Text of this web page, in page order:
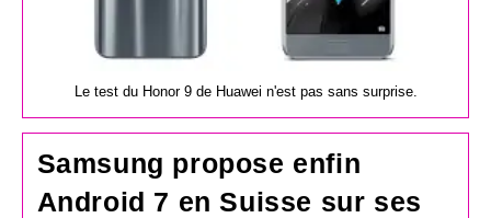
Le test du Honor 9 de Huawei n'est pas sans surprise.
Samsung propose enfin
Android 7 en Suisse sur ses